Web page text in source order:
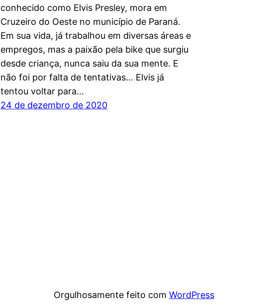
conhecido como Elvis Presley, mora em
Cruzeiro do Oeste no município de Paraná.
Em sua vida, já trabalhou em diversas áreas e
empregos, mas a paixão pela bike que surgiu
desde criança, nunca saiu da sua mente. E
não foi por falta de tentativas… Elvis já
tentou voltar para…
24 de dezembro de 2020
Orgulhosamente feito com WordPress